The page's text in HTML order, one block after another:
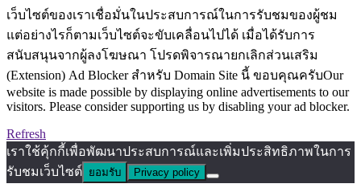
เว็บไซต์ของเราเชื่อมั่นในประสบการณ์ในการรับชมของผู้ชม
แต่อย่างไรก็ตามเว็บไซต์จะขับเคลื่อนไปได้ เมื่อได้รับการ
สนับสนุนจากผู้ลงโฆษณา โปรดพิจารณายกเลิกส่วนเสริม
(Extension) Ad Blocker สำหรับ Domain Site นี้ ขอบคุณครับOur
website is made possible by displaying online advertisements to our
visitors. Please consider supporting us by disabling your ad blocker.
Refresh
เราใช้คุ้กกี้เพื่อพัฒนาประสบการณ์และเพิ่มประสิทธิภาพในการ
รับชมเว็บไซต์ ยอมรับ Privacy policy